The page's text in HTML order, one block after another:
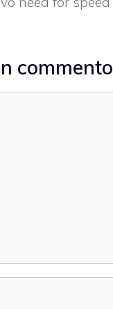
commento